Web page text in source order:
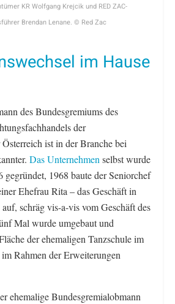
KR Wolfgang Krejcik und RED ZAC-
Brendan Lenane. © Red Zac
im Hause
des Bundesgremiums des
der
ist in der Branche bei
Das Unternehmen selbst wurde
gegründet, 1968 baute der Seniorchef
Ehefrau Rita – das Geschäft in
schräg vis-a-vis vom Geschäft des
Mal wurde umgebaut und
der ehemaligen Tanzschule im
Rahmen der Erweiterungen
ehemalige Bundesgremialobmann